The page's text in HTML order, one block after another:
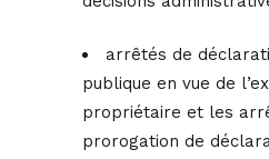
arrêtés de
publique en vue de
propriétaire et les
prorogation de